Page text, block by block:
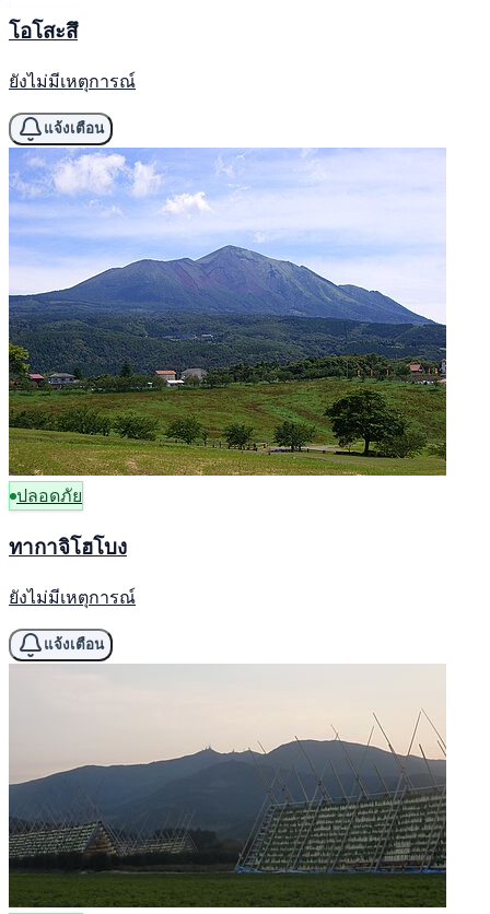
โอโสะสึ
ยังไม่มีเหตุการณ์
แจ้งเตือน
ปลอดภัย
ทากาจิโฮโบง
ยังไม่มีเหตุการณ์
แจ้งเตือน